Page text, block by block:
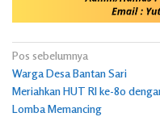
Navigasi
pos
Pos sebelumnya
Warga Desa Bantan Sari
Meriahkan HUT RI ke-80
Lomba Memancing